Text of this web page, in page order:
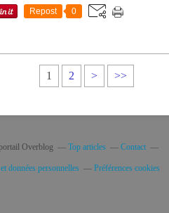
Repost 0
1 2 > >>
Overblog Top articles Contact
données personnelles Préférences cookies